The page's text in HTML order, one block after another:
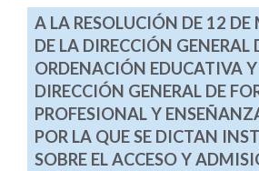
A LA RESOLUCIÓN DE 12
DE LA DIRECCIÓN GENERAL
ORDENACIÓN EDUCATIVA Y
DIRECCIÓN GENERAL DE
PROFESIONAL Y
POR LA QUE SE DICTAN
SOBRE EL ACCESO Y